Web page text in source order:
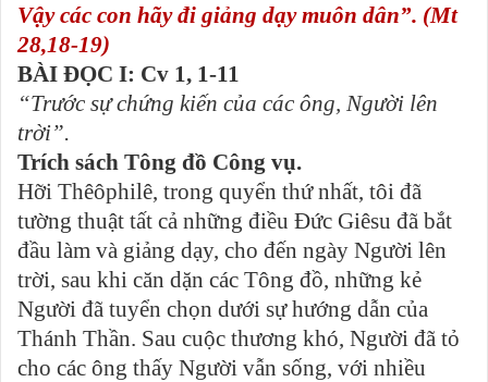
Vậy các con hãy đi giảng dạy muôn dân”. (Mt
28,18-19)
BÀI ĐỌC I: Cv 1, 1-11
“Trước sự chứng kiến của các ông, Người lên
trời”.
Trích sách Tông đồ Công vụ.
Hỡi Thêôphilê, trong quyển thứ nhất, tôi đã
tường thuật tất cả những điều Đức Giêsu đã bắt
đầu làm và giảng dạy, cho đến ngày Người lên
trời, sau khi căn dặn các Tông đồ, những kẻ
Người đã tuyển chọn dưới sự hướng dẫn của
Thánh Thần. Sau cuộc thương khó, Người đã tỏ
cho các ông thấy Người vẫn sống, với nhiều